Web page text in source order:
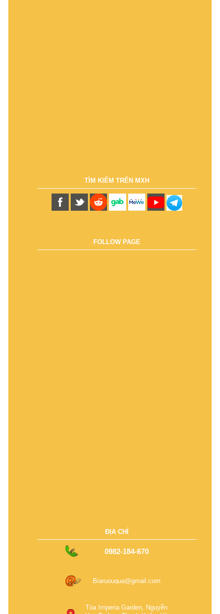
TÌM KIẾM TRÊN MXH
FOLLOW PAGE
ĐỊA CHỈ
0982-184-670
Biaruouqua@gmail.com
Tòa Imperia Garden, Nguyễn